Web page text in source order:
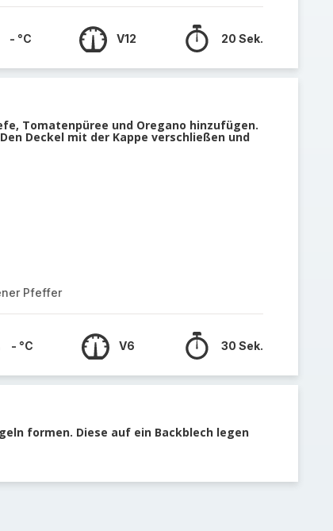
- °C V12 20 Sek.
Tomatenpüree und Oregano hinzufügen.
Deckel mit der Kappe verschließen und
Pfeffer
- °C V6 30 Sek.
formen. Diese auf ein Backblech legen